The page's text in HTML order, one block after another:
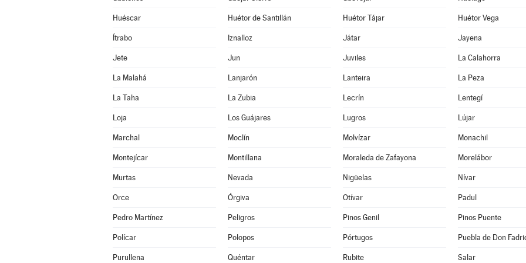
Huéscar Huétor de Santillán Huétor Tájar Huétor Vega
Ítrabo Iznalloz Játar Jayena
Jete Jun Juviles La Calahorra
La Malahá Lanjarón Lanteira La Peza
La Taha La Zubia Lecrín Lentegí
Loja Los Guájares Lugros Lújar
Marchal Moclín Molvízar Monachil
Montejícar Montillana Moraleda de Zafayona Morelábor
Murtas Nevada Nigüelas Nívar
Orce Órgiva Otívar Padul
Pedro Martínez Peligros Pinos Genil Pinos Puente
Polícar Polopos Pórtugos Puebla de Don
Purullena Quéntar Rubite Salar